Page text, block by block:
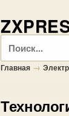
Поиск
Главная →